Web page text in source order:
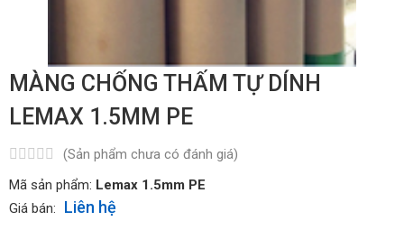
MÀNG CHỐNG THẤM TỰ DÍNH
LEMAX 1.5MM PE
(Sản phẩm chưa có đánh giá)
Mã sản phẩm: Lemax 1.5mm PE
Giá bán:
Liên hệ